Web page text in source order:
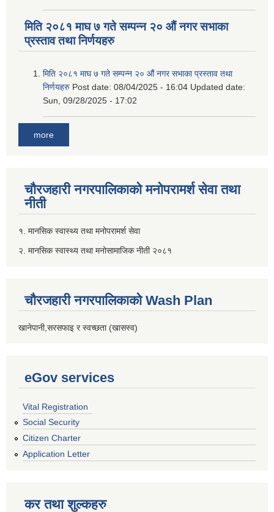
मिति २०८१ माघ ७ गते सम्पन्न २० औं नगर सभाका
प्रस्ताव तथा निर्णयहरु
मिति २०८१ माघ ७ गते सम्पन्न २० औं नगर सभाका प्रस्ताव तथा
निर्णयहरु Post date: 08/04/2025 - 16:04 Updated date:
Sun, 09/28/2025 - 17:02
more
चौरजहारी नगरपालिकाको मनोपरामर्श सेवा तथा
नीती
१. मानसिक स्वास्थ्य तथा मनोपरामर्श सेवा
२. मानसिक स्वास्थ्य तथा मनोसामाजिक नीती २०८१
चौरजहारी नगरपालिकाको Wash Plan
खानेपानी,सरसफाइ र स्वच्छता (खासस्व)
eGov services
Vital Registration
Social Security
Citizen Charter
Application Letter
कर तथा शुल्कहरु